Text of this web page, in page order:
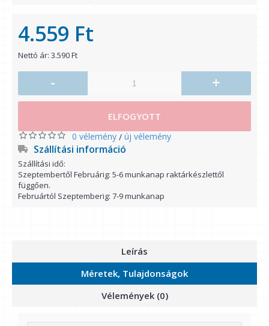
4.559 Ft
Nettó ár: 3.590 Ft
- +
ELFOGYOTT
0 vélemény / új vélemény
Szállítási információ
Szállítási idő:
Szeptembertől Februárig: 5-6 munkanap raktárkészlettől
függően.
Februártól Szeptemberig: 7-9 munkanap
Leírás
Méretek, Tulajdonságok
Vélemények (0)